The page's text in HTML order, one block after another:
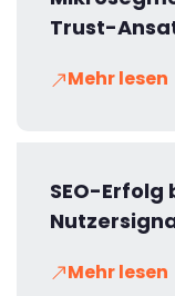
Trust-
Mehr lesen
SEO-
Mehr lesen